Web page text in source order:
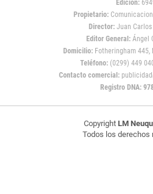
Edición:
Propietario:
Director: Juan
Editor General:Ángel
Domicilio:Fotheringham 445,
Teléfono: (0299) 449
Contacto comercial:
Registro DNA:
Copyright LM
Todos los derechos